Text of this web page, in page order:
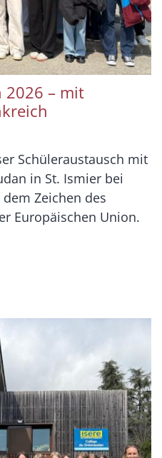
2026 – mit
Schüleraustausch mit
in St. Ismier bei
Zeichen des
Europäischen Union.